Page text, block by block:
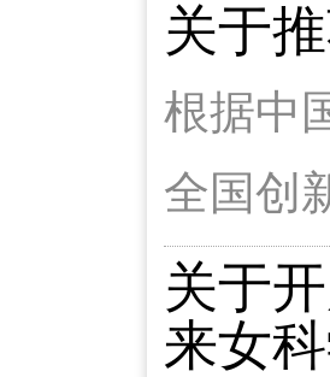
关于
根据中
全国创
关于
来女